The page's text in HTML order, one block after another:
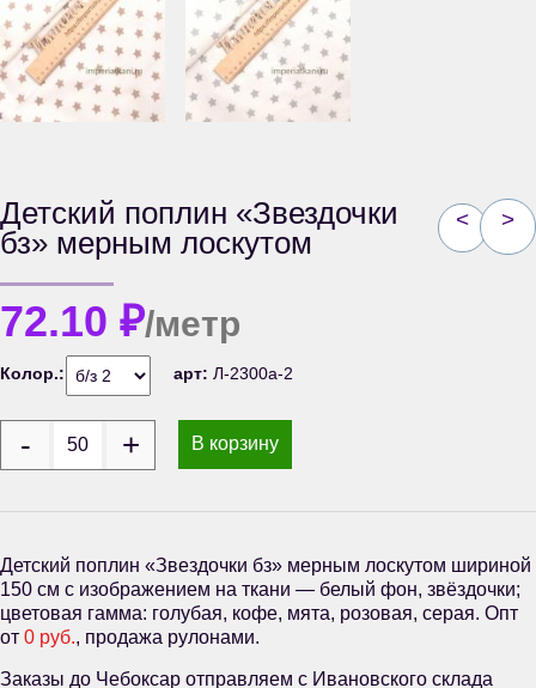
< >
Детский поплин «Звездочки
бз» мерным лоскутом
72.10 ₽/метр
Колор.: арт: Л-2300а-2
В корзину
Детский поплин «Звездочки бз» мерным лоскутом шириной
150 см с изображением на ткани — белый фон, звёздочки;
цветовая гамма: голубая, кофе, мята, розовая, серая. Опт
от 0 руб., продажа рулонами.
Заказы до Чебоксар отправляем с Ивановского склада